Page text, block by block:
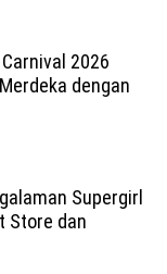
2026
dengan
Supergirl
Store dan